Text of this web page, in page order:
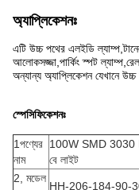
অ্যাপ্লিকেশনঃ
এটি উচ্চ পথের এলইডি
আলোকসজ্জা,পার্কিং স্পট
অন্যান্য অ্যাপ্লিকেশন যেখানে
স্পেসিফিকেশনঃ
1পণ্যের
নাম
100W SMD 3030
বে লাইট
2, মডেল
HH-206-184-90-